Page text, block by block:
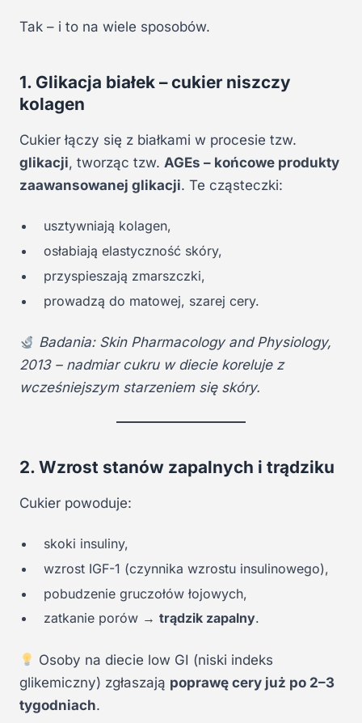
Tak – i to na wiele sposobów.
1. Glikacja białek – cukier niszczy
kolagen
Cukier łączy się z białkami w procesie tzw.
glikacji, tworząc tzw. AGEs – końcowe produkty
zaawansowanej glikacji. Te cząsteczki:
usztywniają kolagen,
osłabiają elastyczność skóry,
przyspieszają zmarszczki,
prowadzą do matowej, szarej cery.
Badania: Skin Pharmacology and Physiology,
2013 – nadmiar cukru w diecie koreluje z
wcześniejszym starzeniem się skóry.
2. Wzrost stanów zapalnych i trądziku
Cukier powoduje:
skoki insuliny,
wzrost IGF-1 (czynnika wzrostu insulinowego),
pobudzenie gruczołów łojowych,
zatkanie porów → trądzik zapalny.
Osoby na diecie low GI (niski indeks
glikemiczny) zgłaszają poprawę cery już po 2–3
tygodniach.